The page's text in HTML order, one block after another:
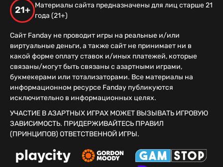
21+
Материалы сайта предназначены для лиц старше 21
года (21+)
Сайт Fanday не проводит игры на реальные и/или
виртуальные деньги, а также сайт не принимает ни в
какой форме оплату ставок и/иных платежей, которые
связаны/могут быть связаны с азартными играми,
букмекерами или тотализаторами. Все материалы на
информационном ресурсе Fanday публикуются
исключительно в информационных целях.
УЧАСТИЕ В АЗАРТНЫХ ИГРАХ МОЖЕТ ВЫЗЫВАТЬ ИГРОВУЮ
ЗАВИСИМОСТЬ. ПРИДЕРЖИВАЙТЕСЬ ПРАВИЛ
(ПРИНЦИПОВ) ОТВЕТСТВЕННОЙ ИГРЫ.